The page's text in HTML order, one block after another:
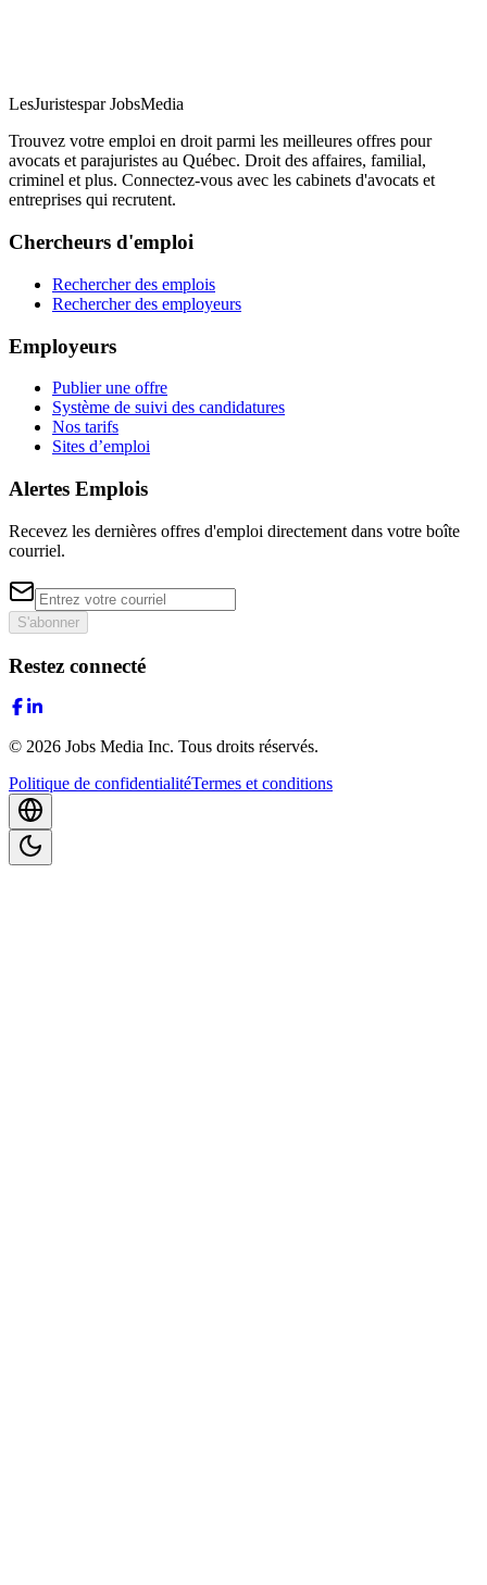
LesJuristespar JobsMedia
Trouvez votre emploi en droit parmi les meilleures offres pour
avocats et parajuristes au Québec. Droit des affaires, familial,
criminel et plus. Connectez-vous avec les cabinets d'avocats et
entreprises qui recrutent.
Chercheurs d'emploi
Rechercher des emplois
Rechercher des employeurs
Employeurs
Publier une offre
Système de suivi des candidatures
Nos tarifs
Sites d’emploi
Alertes Emplois
Recevez les dernières offres d'emploi directement dans votre boîte
courriel.
S'abonner
Restez connecté
© 2026 Jobs Media Inc. Tous droits réservés.
Politique de confidentialitéTermes et conditions